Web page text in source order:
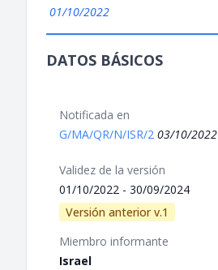
01/10/2022
DATOS BÁSICOS
Notificada en
G/MA/QR/N/ISR/2 03/10/2022
Validez de la versión
01/10/2022 - 30/09/2024
Versión anterior v.1
Miembro informante
Israel